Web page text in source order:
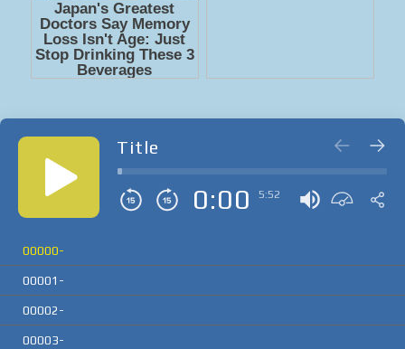
Title
0:00 5:52
00000-
00001-
00002-
00003-